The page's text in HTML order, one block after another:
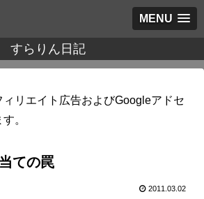
MENU
すらりん日記
リエイト広告およびGoogleアドセ
。
ての罠
2011.03.02